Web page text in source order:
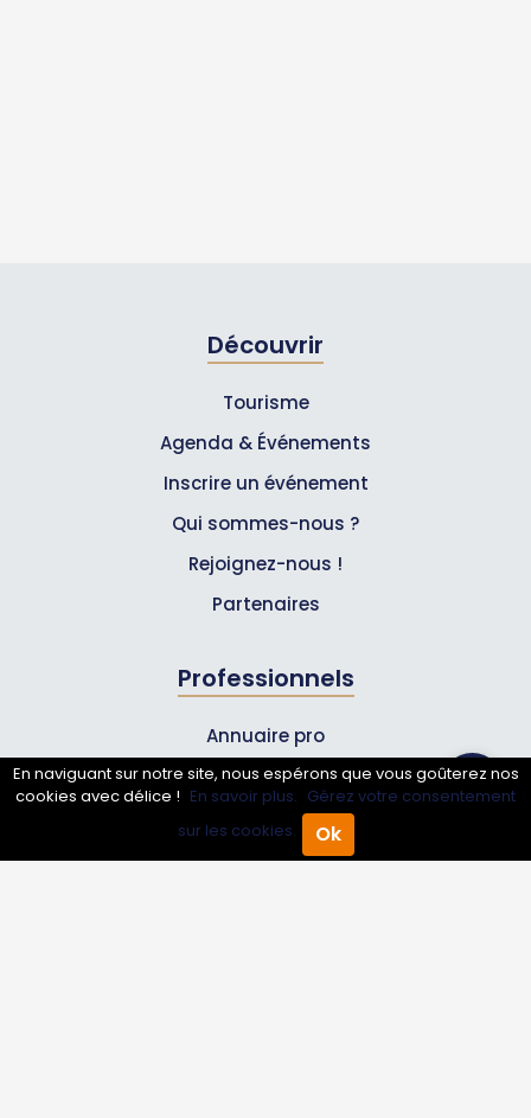
Annuaire Pro Agenda
Découvrir
Tourisme
Agenda & Événements
Inscrire un événement
Qui sommes-nous ?
Rejoignez-nous !
Partenaires
Professionnels
Annuaire pro
Inscrire mon entreprise
Les Abonnements Pros
En naviguant sur notre site, nous espérons que vous goûterez nos
cookies avec délice ! En savoir plus. Gérez votre consentement
sur les cookies.
Ok